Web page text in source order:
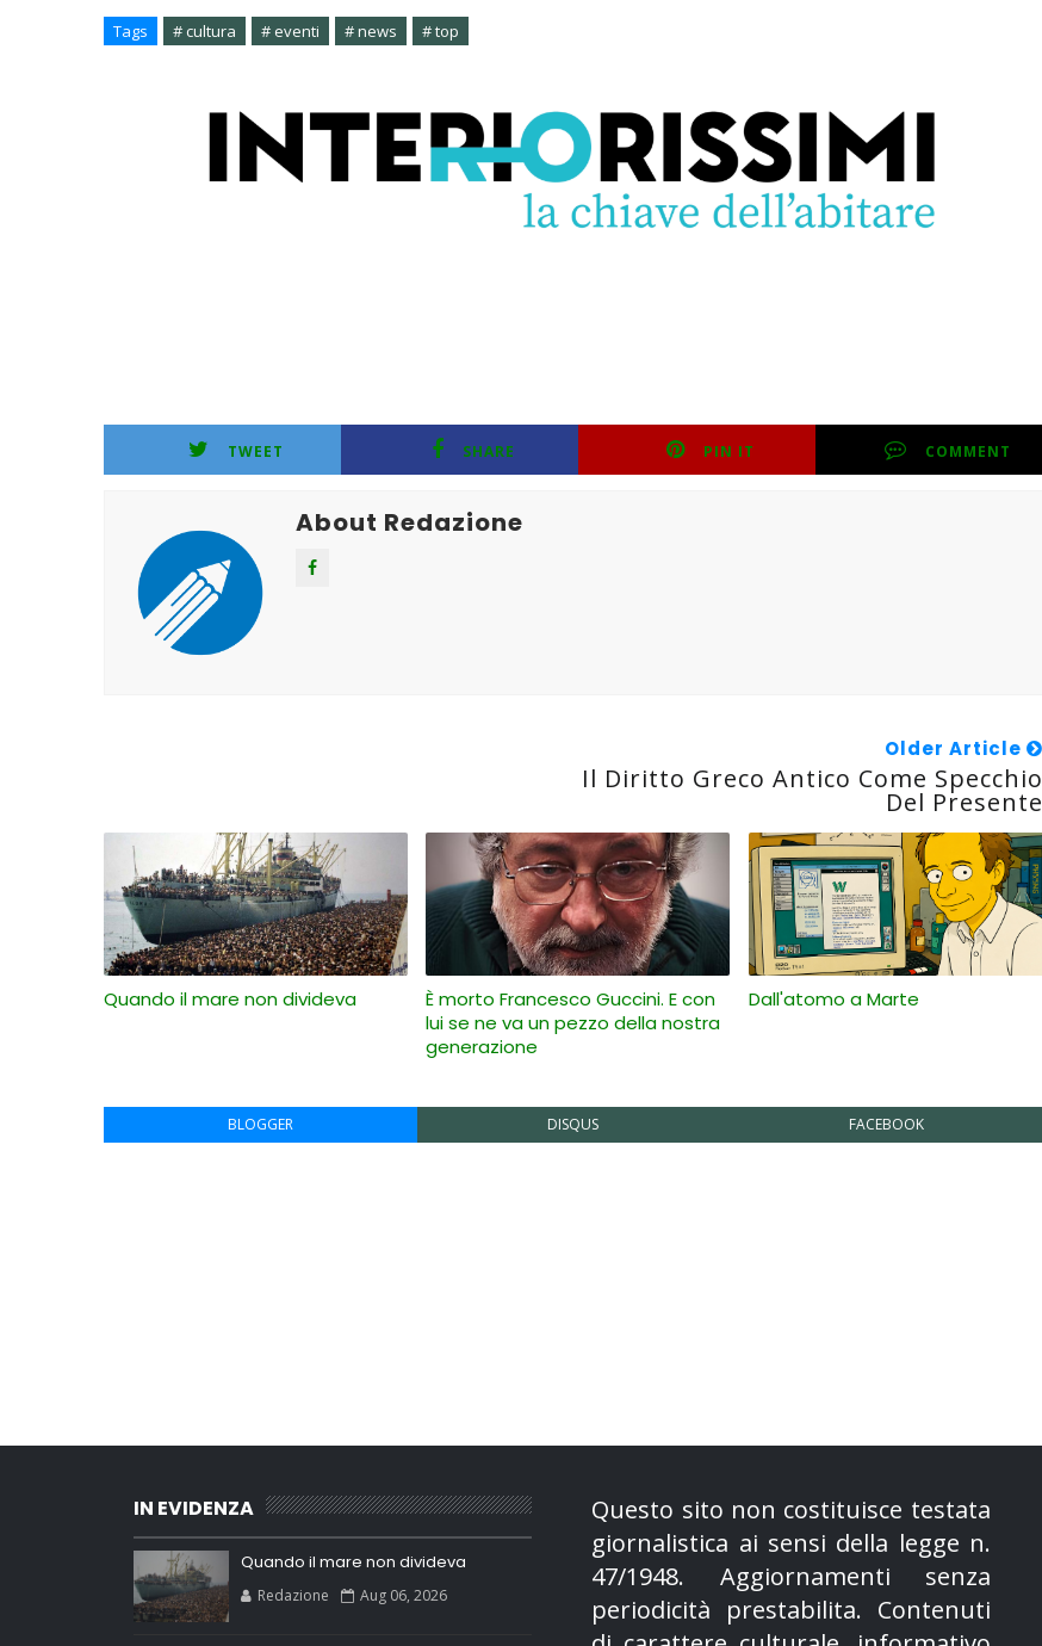
Tags # cultura # eventi # news # top
TWEET SHARE PIN IT COMMENT
About Redazione
Older Article
Il Diritto Greco Antico Come Specchio
Del Presente
Quando il mare non divideva
È morto Francesco Guccini. E con
lui se ne va un pezzo della nostra
generazione
Dall'atomo a Marte
BLOGGER DISQUS FACEBOOK
IN EVIDENZA
Quando il mare non divideva
Redazione Aug 06, 2026
Questo sito non costituisce testata
giornalistica ai sensi della legge n.
47/1948. Aggiornamenti senza
periodicità prestabilita. Contenuti